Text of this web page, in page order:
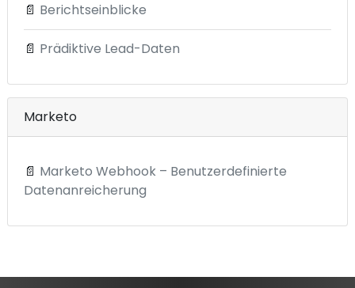
📄 Berichtseinblicke
📄 Prädiktive Lead-Daten
Marketo
📄 Marketo Webhook – Benutzerdefinierte
Datenanreicherung